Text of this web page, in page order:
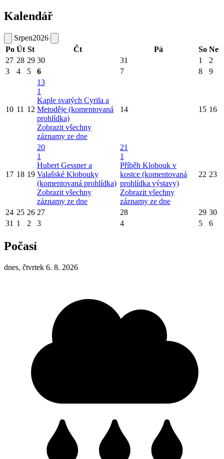
Kalendář
Srpen2026
Po Út St Čt Pá So Ne
27 28 29 30 31 1
2
3
4 5 6 7 8 9
10 11 12
13
1
Kaple svatých Cyrila a
Metoděje (komentovaná
prohlídka)
Zobrazit všechny
záznamy ze dne
14 15 16
17 18 19
20
1
Hubert Gessner a
Valašské Klobouky
(komentovaná prohlídka)
Zobrazit všechny
záznamy ze dne
21
1
Příběh Klobouk v
kostce (komentovaná
prohlídka výstavy)
Zobrazit všechny
záznamy ze dne
22 23
24 25 26 27 28 29 30
31 1 2 3 4 5 6
Počasí
dnes, čtvrtek 6. 8. 2026